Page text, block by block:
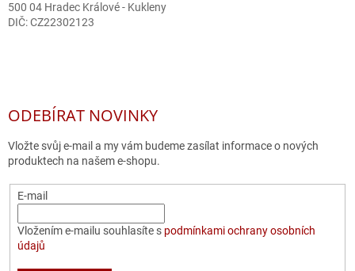
500 04 Hradec Králové - Kukleny
DIČ: CZ22302123
ODEBÍRAT NOVINKY
Vložte svůj e-mail a my vám budeme zasílat informace o nových
produktech na našem e-shopu.
E-mail
Vložením e-mailu souhlasíte s podmínkami ochrany osobních
údajů